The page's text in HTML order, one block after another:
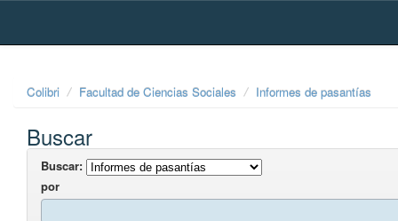
Skip
Colibri Facultad de Ciencias Sociales Informes de pasantías
Buscar
Buscar:
por